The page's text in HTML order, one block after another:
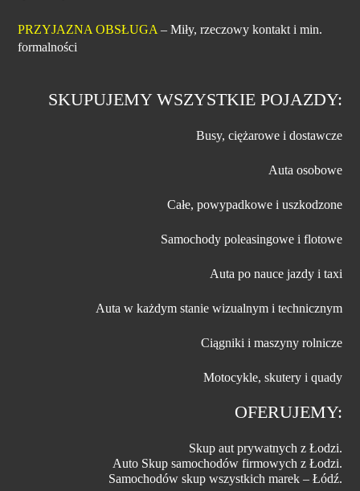
PRZYJAZNA OBSŁUGA – Miły, rzeczowy kontakt i min.
formalności
SKUPUJEMY WSZYSTKIE POJAZDY:
Busy, ciężarowe i dostawcze
Auta osobowe
Całe, powypadkowe i uszkodzone
Samochody poleasingowe i flotowe
Auta po nauce jazdy i taxi
Auta w każdym stanie wizualnym i technicznym
Ciągniki i maszyny rolnicze
Motocykle, skutery i quady
OFERUJEMY:
Skup aut prywatnych z Łodzi.
Auto Skup samochodów firmowych z Łodzi.
Samochodów skup wszystkich marek – Łódź.